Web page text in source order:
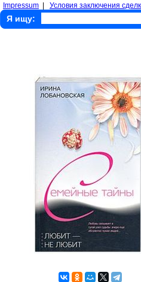
Impressum Условия заключения
Я ищу: